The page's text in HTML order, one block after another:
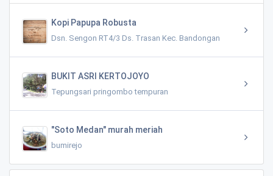
Kopi Papupa Robusta
Dsn. Sengon RT4/3 Ds. Trasan Kec. Bandongan
BUKIT ASRI KERTOJOYO
Tepungsari pringombo tempuran
"Soto Medan" murah meriah
bumirejo